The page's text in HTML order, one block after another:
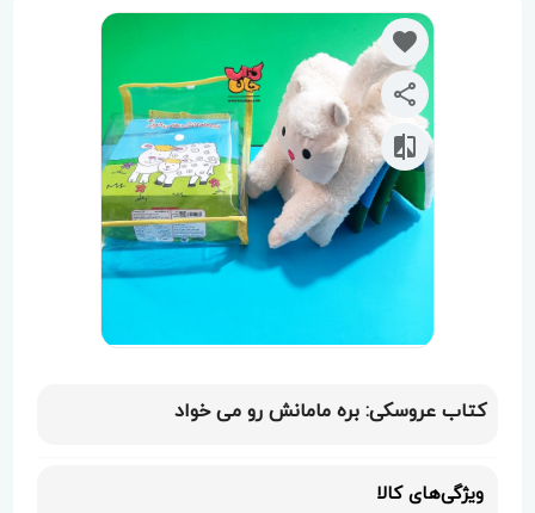
کتاب عروسکی: بره مامانش رو می خواد
ویژگی‌های کالا